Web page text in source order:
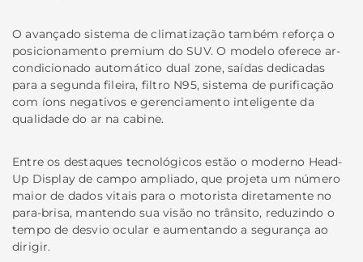
O avançado sistema de climatização também reforça o
posicionamento premium do SUV. O modelo oferece ar-
condicionado automático dual zone, saídas dedicadas
para a segunda fileira, filtro N95, sistema de purificação
com íons negativos e gerenciamento inteligente da
qualidade do ar na cabine.
Entre os destaques tecnológicos estão o moderno Head-
Up Display de campo ampliado, que projeta um número
maior de dados vitais para o motorista diretamente no
para-brisa, mantendo sua visão no trânsito, reduzindo o
tempo de desvio ocular e aumentando a segurança ao
dirigir.